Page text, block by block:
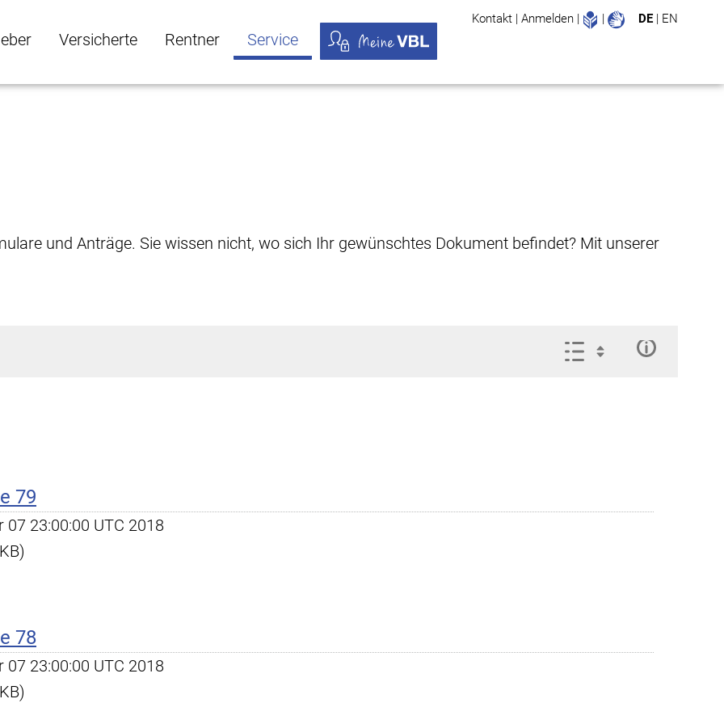
Versicherte Rentner Service
Kontakt | Anmelden | Leichte Sprache
| DE | EN
und Anträge. Sie wissen nicht, wo sich Ihr gewünschtes Dokument befindet? Mit unserer
79
23:00:00 UTC 2018
78
23:00:00 UTC 2018